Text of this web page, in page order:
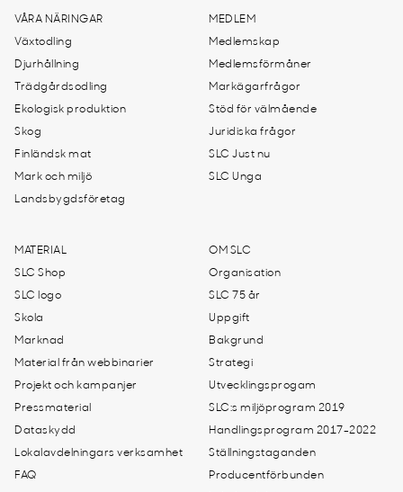
VÅRA NÄRINGAR
Växtodling
Djurhållning
Trädgårdsodling
Ekologisk produktion
Skog
Finländsk mat
Mark och miljö
Landsbygdsföretag
MEDLEM
Medlemskap
Medlemsförmåner
Markägarfrågor
Stöd för välmående
Juridiska frågor
SLC Just nu
SLC Unga
MATERIAL
SLC Shop
SLC logo
Skola
Marknad
Material från webbinarier
Projekt och kampanjer
Pressmaterial
Dataskydd
Lokalavdelningars verksamhet
FAQ
OM SLC
Organisation
SLC 75 år
Uppgift
Bakgrund
Strategi
Utvecklingsprogam
SLC:s miljöprogram 2019
Handlingsprogram 2017-2022
Ställningstaganden
Producentförbunden